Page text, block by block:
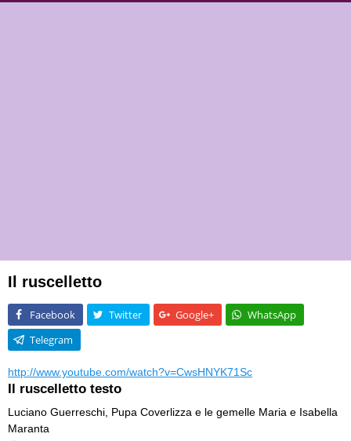
Il ruscelletto
Facebook Twitter Google+
WhatsApp
Telegram
http://www.youtube.com/watch?v=CwsHNYK71Sc
Il ruscelletto testo
Luciano Guerreschi, Pupa Coverlizza e le gemelle Maria e Isabella
Maranta